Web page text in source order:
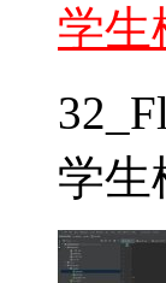
学生
学生